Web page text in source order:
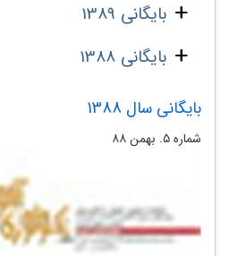
بایگانی 1389
بایگانی 1388
بایگانی سال 1388
شماره‌ ۵. بهمن ۸۸